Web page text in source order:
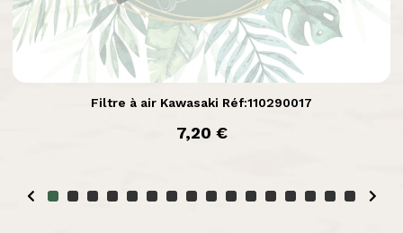
 Aperçu rapide
Filtre à air Kawasaki Réf:110290017
prix
7,20 €